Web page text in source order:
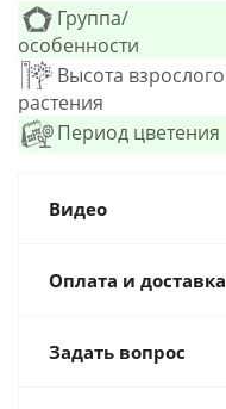
Группа/
особенности
Высота взрослого
растения
Период цветения
Видео
Оплата и доставка
Задать вопрос